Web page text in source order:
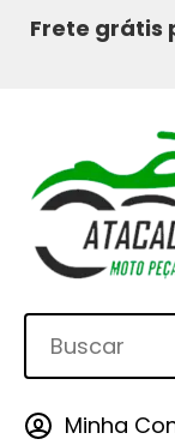
Frete grátis
Minha